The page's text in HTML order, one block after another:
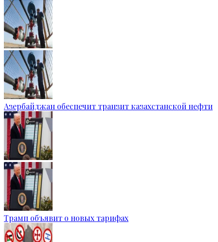
Азербайджан обеспечит транзит казахстанской нефти
Трамп объявит о новых тарифах